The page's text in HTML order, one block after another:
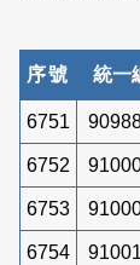
序號 統一
6751
6752
6753
6754